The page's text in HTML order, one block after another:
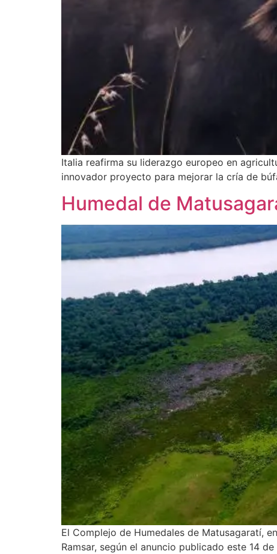
Italia reafirma su liderazgo europeo en
innovador proyecto para mejorar la cría de
Humedal de
El Complejo de Humedales de Matusagaratí,
Ramsar, según el anuncio publicado este 14